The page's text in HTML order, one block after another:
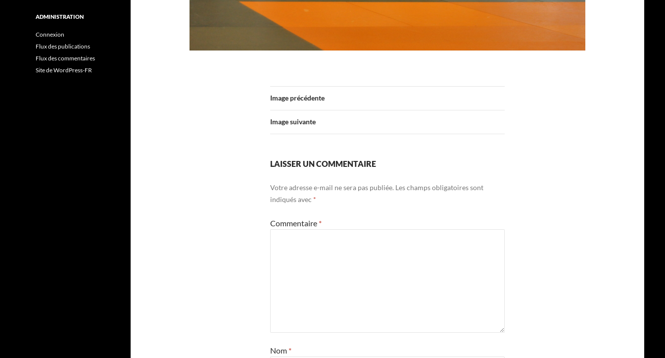
Image précédente
Image suivante
LAISSER UN COMMENTAIRE
Votre adresse e-mail ne sera pas publiée. Les champs obligatoires sont
indiqués avec *
Commentaire *
Nom *
ADMINISTRATION
Connexion
Flux des publications
Flux des commentaires
Site de WordPress-FR